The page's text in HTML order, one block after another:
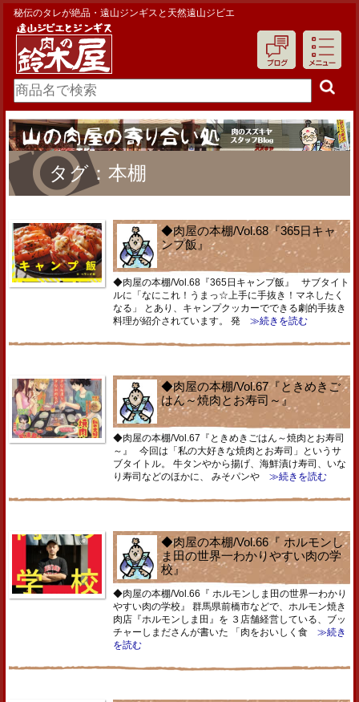
秘伝のタレが絶品・遠山ジンギスと天然遠山ジビエ
タグ：本棚
◆肉屋の本棚/Vol.68『365日キャ
ンプ飯』
◆肉屋の本棚/Vol.68『365日キャンプ飯』 サブタイト
ルに「なにこれ！うまっ☆上手に手抜き！マネしたく
なる」 とあり、キャンプクッカーでできる劇的手抜き
料理が紹介されています。 発 ≫続きを読む
◆肉屋の本棚/Vol.67『ときめきご
はん～焼肉とお寿司～』
◆肉屋の本棚/Vol.67『ときめきごはん～焼肉とお寿司
～』 今回は「私の大好きな焼肉とお寿司」というサ
ブタイトル。 牛タンやから揚げ、海鮮漬け寿司、いな
り寿司などのほかに、 みそパンや ≫続きを読む
◆肉屋の本棚/Vol.66『 ホルモンし
ま田の世界一わかりやすい肉の学
校』
◆肉屋の本棚/Vol.66『 ホルモンしま田の世界一わかり
やすい肉の学校』 群馬県前橋市などで、ホルモン焼き
肉店『ホルモンしま田』を ３店舗経営している、ブッ
チャーしまださんが書いた 「肉をおいしく食 ≫続き
を読む